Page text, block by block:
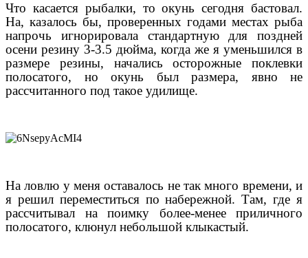
Что касается рыбалки, то окунь сегодня бастовал.
На, казалось бы, проверенных годами местах рыба
напрочь игнорировала стандартную для поздней
осени резину 3-3.5 дюйма, когда же я уменьшился в
размере резины, начались осторожные поклевки
полосатого, но окунь был размера, явно не
рассчитанного под такое удилище.
На ловлю у меня оставалось не так много времени, и
я решил переместиться по набережной. Там, где я
рассчитывал на поимку более-менее приличного
полосатого, клюнул небольшой клыкастый.